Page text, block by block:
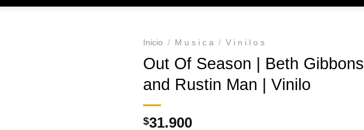
Inicio / M u s i c a / V i n i l o s
Out Of Season | Beth Gibbons
and Rustin Man | Vinilo
$31.900